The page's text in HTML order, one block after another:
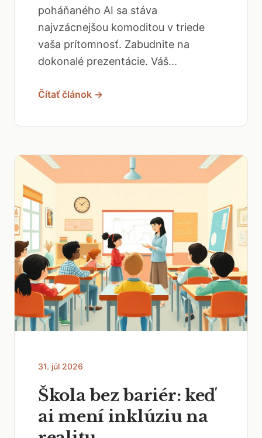
poháňaného AI sa stáva
najvzácnejšou komoditou v triede
vaša prítomnosť. Zabudnite na
dokonalé prezentácie. Váš...
Čítať článok →
31. júl 2026
Škola bez bariér: keď
ai mení inklúziu na